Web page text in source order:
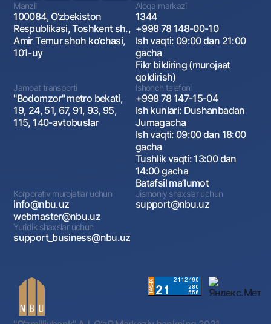
Manzil
100084, O‘zbekiston
Respublikasi, Toshkent sh.,
Amir Temur shoh ko‘chasi,
101-uy
Aloqa markazi
1344
+998 78 148-00-10
Ish vaqti: 09:00 dan 21:00
gacha
Fikr bildiring (murojaat
qoldirish)
Jamoat transporti
"Bodomzor" metro bekati,
19, 24, 51, 67, 91, 93, 95,
115, 140-avtobuslar
Ishonch telefoni
+998 78 147-15-04
Ish kunlari: Dushanbadan
Jumagacha
Ish vaqti: 09:00 dan 18:00
gacha
Tushlik vaqti: 13:00 dan
14:00 gacha
Batafsil maʼlumot
Korporativ murojatlar uchun
info@nbu.uz
webmaster@nbu.uz
Jismoniy shaxslar uchun
support@nbu.uz
Yuridik shaxslar uchun
support_business@nbu.uz